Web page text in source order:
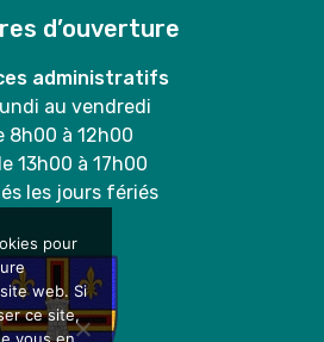
d’ouverture
administratifs
au vendredi
8h00 à 12h00
13h00 à 17h00
les jours fériés
pour
web. Si
ce site,